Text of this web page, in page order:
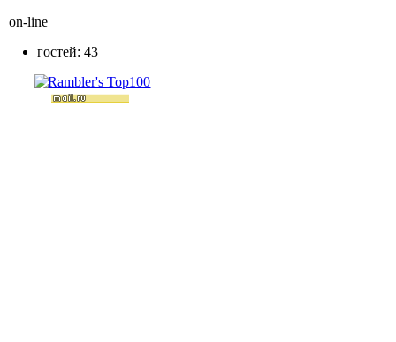
on-line
гостей: 43